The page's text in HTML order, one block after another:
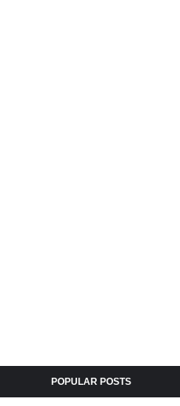
POPULAR POSTS